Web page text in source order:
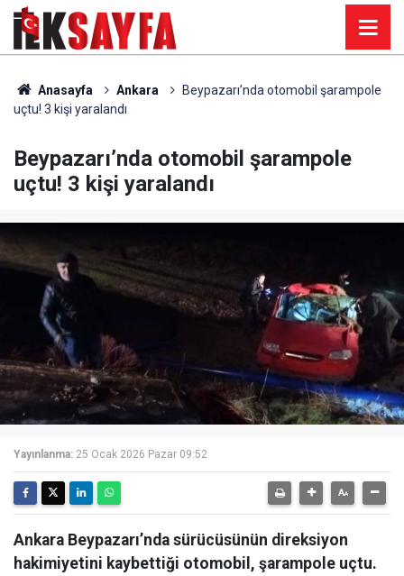
Anasayfa Ankara
Beypazarı’nda otomobil şarampole
uçtu! 3 kişi yaralandı
Beypazarı’nda otomobil şarampole
uçtu! 3 kişi yaralandı
Yayınlanma: 25 Ocak 2026 Pazar 09:52
Ankara Beypazarı’nda sürücüsünün direksiyon
hakimiyetini kaybettiği otomobil, şarampole uçtu.